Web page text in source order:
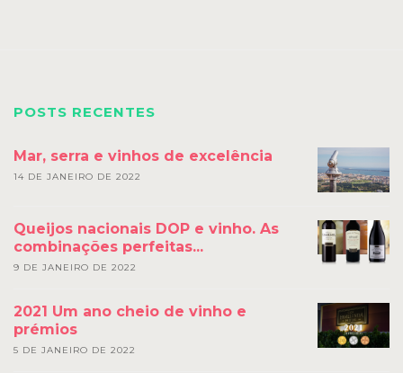
POSTS RECENTES
Mar, serra e vinhos de excelência
14 DE JANEIRO DE 2022
Queijos nacionais DOP e vinho. As
combinações perfeitas...
9 DE JANEIRO DE 2022
2021 Um ano cheio de vinho e
prémios
5 DE JANEIRO DE 2022